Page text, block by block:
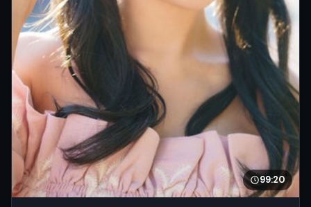
99:20